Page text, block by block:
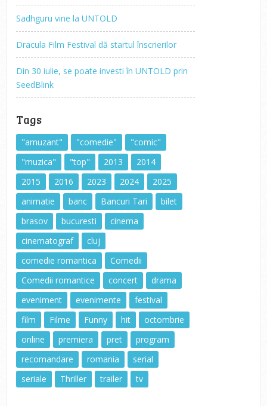
Sadhguru vine la UNTOLD
Dracula Film Festival dă startul înscrierilor
Din 30 iulie, se poate investi în UNTOLD prin
SeedBlink
Tags
"amuzant" "comedie"
"comic"
"muzica"
"top" 2013
2014
2015
2016 2023 2024
2025
animatie
banc Bancuri Tari
bilet
brasov
bucuresti
cinema
cinematograf
cluj
comedie romantica
Comedii
Comedii romantice
concert
drama
eveniment
evenimente
festival
film
Filme Funny hit
octombrie
online
premiera pret
program
recomandare
romania
serial
seriale
Thriller trailer tv